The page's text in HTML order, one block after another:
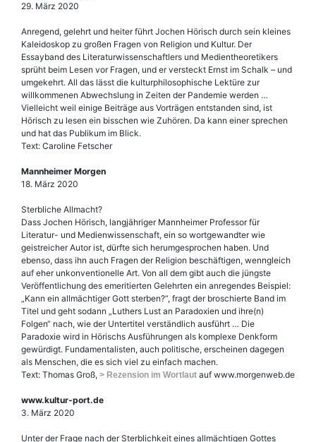
29. März 2020
Anregend, gelehrt und heiter führt Jochen Hörisch durch sein kleines
Kaleidoskop zu großen Fragen von Religion und Kultur. Der
Essayband des Literaturwissenschaftlers und Medientheoretikers
sprüht beim Lesen vor Fragen, und er versteckt Ernst im Schalk – und
umgekehrt. All das lässt die kulturphilosophische Lektüre zur
willkommenen Abwechslung in Zeiten der Pandemie werden …
Vielleicht weil einige Beiträge aus Vorträgen entstanden sind, ist
Hörisch zu lesen ein bisschen wie Zuhören. Da kann einer sprechen
und hat das Publikum im Blick.
Text: Caroline Fetscher
Mannheimer Morgen
18. März 2020
Sterbliche Allmacht?
Dass Jochen Hörisch, langjähriger Mannheimer Professor für
Literatur- und Medienwissenschaft, ein so wortgewandter wie
geistreicher Autor ist, dürfte sich herumgesprochen haben. Und
ebenso, dass ihn auch Fragen der Religion beschäftigen, wenngleich
auf eher unkonventionelle Art. Von all dem gibt auch die jüngste
Veröffentlichung des emeritierten Gelehrten ein anregendes Beispiel:
„Kann ein allmächtiger Gott sterben?“, fragt der broschierte Band im
Titel und geht sodann „Luthers Lust an Paradoxien und ihre(n)
Folgen“ nach, wie der Untertitel verständlich ausführt … Die
Paradoxie wird in Hörischs Ausführungen als komplexe Denkform
gewürdigt. Fundamentalisten, auch politische, erscheinen dagegen
als Menschen, die es sich viel zu einfach machen.
Text: Thomas Groß, > Rezension im Wortlaut auf www.morgenweb.de
www.kultur-port.de
3. März 2020
Unter der Frage nach der Sterblichkeit eines allmächtigen Gottes